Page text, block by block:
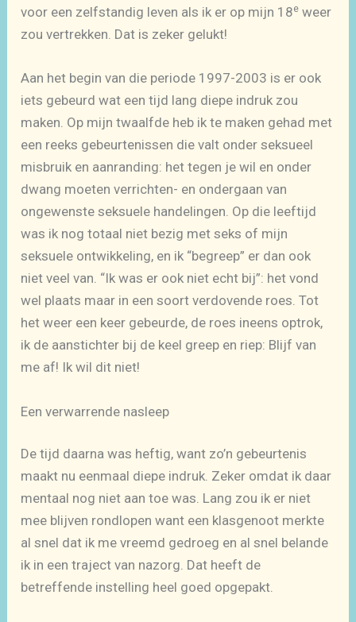
voor een zelfstandig leven als ik er op mijn 18e weer
zou vertrekken. Dat is zeker gelukt!
Aan het begin van die periode 1997-2003 is er ook
iets gebeurd wat een tijd lang diepe indruk zou
maken. Op mijn twaalfde heb ik te maken gehad met
een reeks gebeurtenissen die valt onder seksueel
misbruik en aanranding: het tegen je wil en onder
dwang moeten verrichten- en ondergaan van
ongewenste seksuele handelingen. Op die leeftijd
was ik nog totaal niet bezig met seks of mijn
seksuele ontwikkeling, en ik “begreep” er dan ook
niet veel van. “Ik was er ook niet echt bij”: het vond
wel plaats maar in een soort verdovende roes. Tot
het weer een keer gebeurde, de roes ineens optrok,
ik de aanstichter bij de keel greep en riep: Blijf van
me af! Ik wil dit niet!
Een verwarrende nasleep
De tijd daarna was heftig, want zo’n gebeurtenis
maakt nu eenmaal diepe indruk. Zeker omdat ik daar
mentaal nog niet aan toe was. Lang zou ik er niet
mee blijven rondlopen want een klasgenoot merkte
al snel dat ik me vreemd gedroeg en al snel belande
ik in een traject van nazorg. Dat heeft de
betreffende instelling heel goed opgepakt.